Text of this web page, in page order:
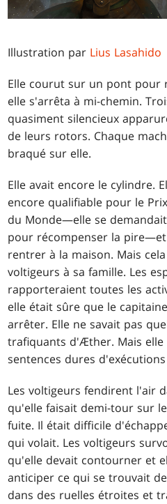
Illustration par Lius Lasahido
Elle courut sur un pont pour
elle s'arrêta à mi-chemin.
quasiment silencieux
de leurs rotors. Chaque
braqué sur elle.
Elle avait encore le cylindre.
encore qualifiable pour le
du Monde—elle se
pour récompenser la
rentrer à la maison. Mais
voltigeurs à sa famille. Les
rapporteraient toutes les
elle était sûre que le
arrêter. Elle ne savait pas
trafiquants d'Æther. Mais
sentences dures
Les voltigeurs fendirent l'air
qu'elle faisait demi-tour sur
fuite. Il était difficile
qui volait. Les voltigeurs
qu'elle devait contourner et
anticiper ce qui se trouvait
dans des ruelles étroites et